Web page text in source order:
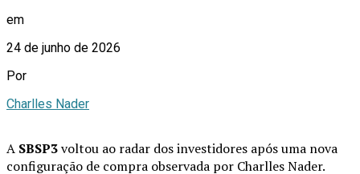
em
24 de junho de 2026
Por
Charlles Nader
A SBSP3voltou ao radar dos investidores após uma nova
configuração de compra observada por Charlles Nader.